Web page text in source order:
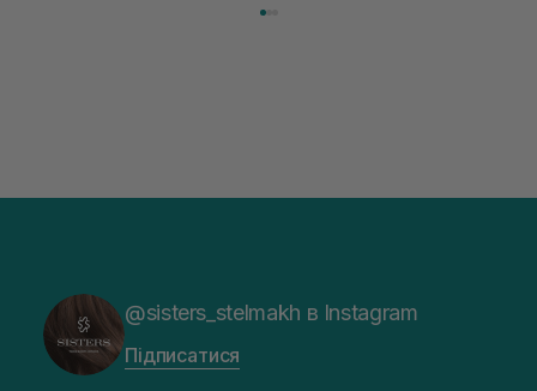
@sisters_stelmakh в Instagram
Підписатися